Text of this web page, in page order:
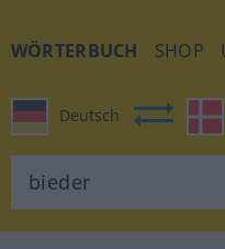
WÖRTERBUCH SHOP
Deutsch